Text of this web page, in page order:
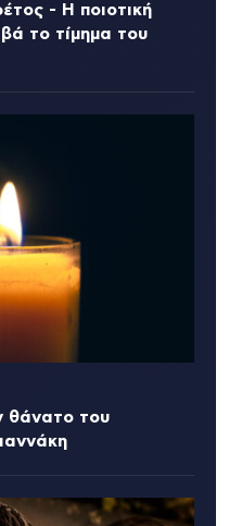
- Η ποιοτική
το τίμημα του
θάνατο του